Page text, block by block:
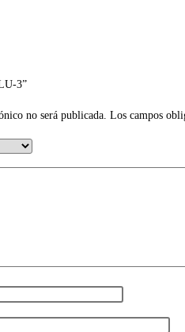
3”
no será publicada. Los campos